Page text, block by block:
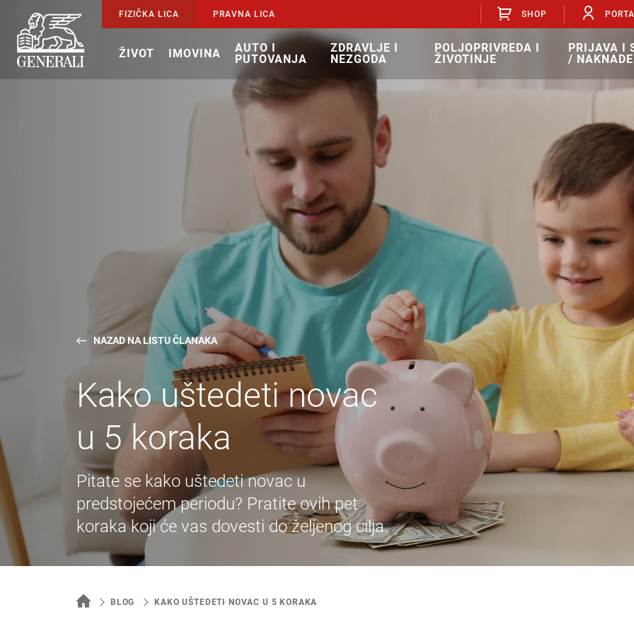
FIZIČKA LICA PRAVNA LICA SHOP
ŽIVOT IMOVINA
AUTO I
PUTOVANJA
ZDRAVLJE I
NEZGODA
POLJOPRIVREDA I
ŽIVOTINJE
PRIJAVA I
/ NAKNADE
NAZAD NA LISTU ČLANAKA
Kako uštedeti novac
u 5 koraka
Pitate se kako uštedeti novac u
predstojećem periodu? Pratite ovih pet
koraka koji će vas dovesti do željenog cilja.
BLOG KAKO UŠTEDETI NOVAC U 5 KORAKA